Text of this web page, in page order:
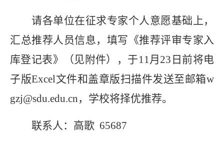
请各单位在征求专家个人意愿基础上，
汇总推荐人员信息，填写《推荐评审专家入
库登记表》（见附件），于11月23日前将电
子版Excel文件和盖章版扫描件发送至邮箱w
gzj@sdu.edu.cn，学校将择优推荐。
联系人：高歌 65687